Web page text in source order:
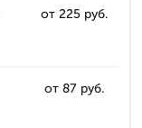
от 225 руб.
от 87 руб.